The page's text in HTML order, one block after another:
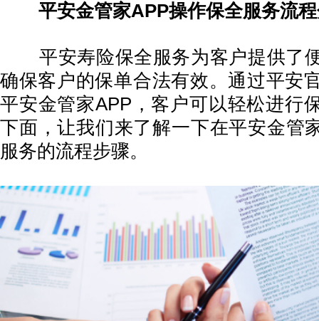
平安金管家APP操作保全服务流
平安寿险保全服务为客户提供了
确保客户的保单合法有效。通过平安
平安金管家APP，客户可以轻松进行
下面，让我们来了解一下在平安金管
服务的流程步骤。